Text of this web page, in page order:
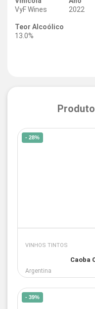
VyF Wines
2022
Teor Alcoólico
13.0%
- 28%
VINHOS TINTOS
Caoba
Argentina
- 39%